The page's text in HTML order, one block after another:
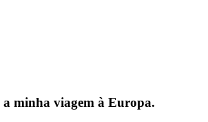
minha viagem à Europa.